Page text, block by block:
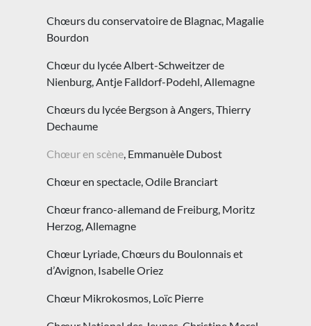
Chœurs du conservatoire de Blagnac, Magalie
Bourdon
Chœur du lycée Albert-Schweitzer de
Nienburg, Antje Falldorf-Podehl, Allemagne
Chœurs du lycée Bergson à Angers, Thierry
Dechaume
Chœur en scène , Emmanuèle Dubost
Chœur en spectacle, Odile Branciart
Chœur franco-allemand de Freiburg, Moritz
Herzog, Allemagne
Chœur Lyriade, Chœurs du Boulonnais et
d’Avignon, Isabelle Oriez
Chœur Mikrokosmos, Loïc Pierre